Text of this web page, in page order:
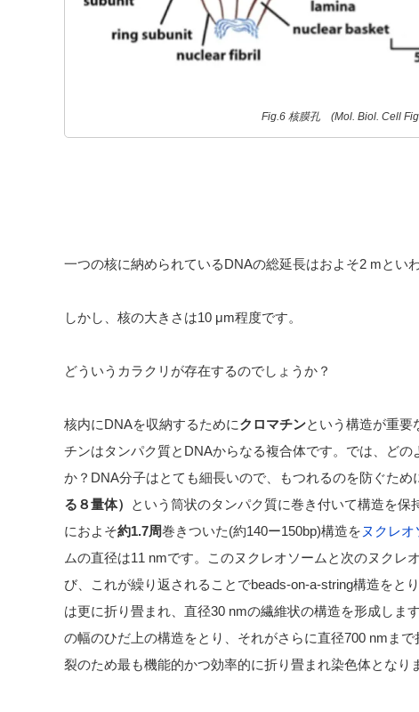
Fig.6 核膜孔 (Mol. Biol. Cell
一つの核に納められているDNAの総延長はおよそ2 mとい
しかし、核の大きさは10 μm程度です。
どういうカラクリが存在するのでしょうか？
核内にDNAを収納するためにクロマチンという構造が重要
チンはタンパク質とDNAからなる複合体です。では、どの
か？DNA分子はとても細長いので、もつれるのを防ぐため
る８量体）
という筒状のタンパク質に巻き付いて構造を
におよそ約1.7周巻きついた(約140ー150bp)構造を ヌクレオ
ムの直径は11 nmです。このヌクレオソームと次のヌクレ
び、これが繰り返されることでbeads-on-a-string構造をと
は更に折り畳まれ、直径30 nmの繊維状の構造を形成しま
の幅のひだ上の構造をとり、それがさらに直径700 nmま
裂のため最も機能的かつ効率的に折り畳まれ染色体となり